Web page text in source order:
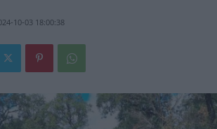
10-03 18:00:38